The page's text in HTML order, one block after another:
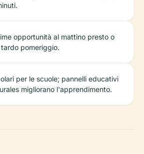
opportunità al mattino presto o
tardo pomeriggio.
per le scuole; pannelli educativi
migliorano l'apprendimento.